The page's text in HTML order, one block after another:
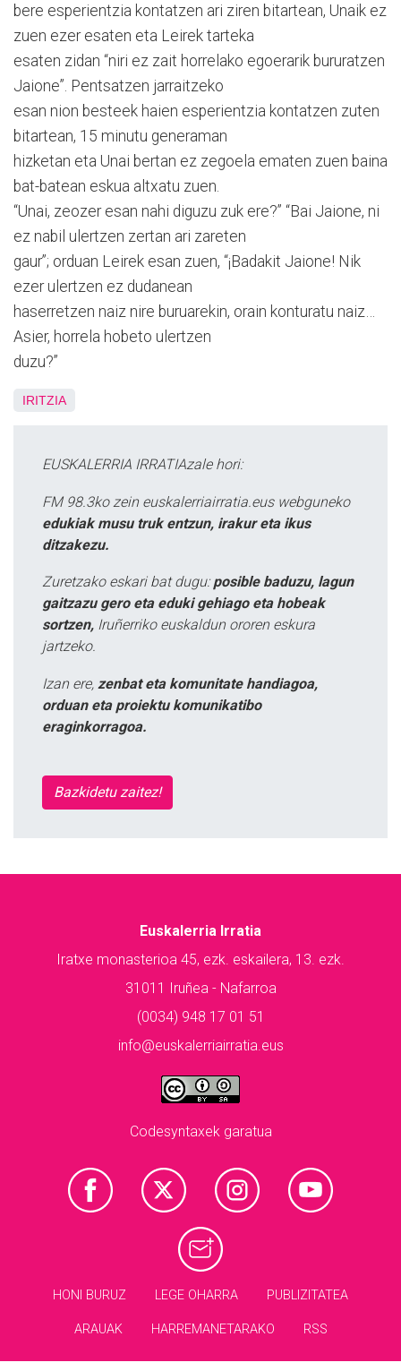
bere esperientzia kontatzen ari ziren bitartean, Unaik ez
zuen ezer esaten eta Leirek tarteka
esaten zidan “niri ez zait horrelako egoerarik bururatzen
Jaione”. Pentsatzen jarraitzeko
esan nion besteek haien esperientzia kontatzen zuten
bitartean, 15 minutu generaman
hizketan eta Unai bertan ez zegoela ematen zuen baina
bat-batean eskua altxatu zuen.
“Unai, zeozer esan nahi diguzu zuk ere?” “Bai Jaione, ni
ez nabil ulertzen zertan ari zareten
gaur”; orduan Leirek esan zuen, “¡Badakit Jaione! Nik
ezer ulertzen ez dudanean
haserretzen naiz nire buruarekin, orain konturatu naiz…
Asier, horrela hobeto ulertzen
duzu?”
IRITZIA
EUSKALERRIA IRRATIAzale hori:
FM 98.3ko zein euskalerriairratia.eus webguneko
edukiak musu truk entzun, irakur eta ikus
ditzakezu.
Zuretzako eskari bat dugu: posible baduzu, lagun
gaitzazu gero eta eduki gehiago eta hobeak
sortzen, Iruñerriko euskaldun ororen eskura
jartzeko.
Izan ere, zenbat eta komunitate handiagoa,
orduan eta proiektu komunikatibo
eraginkorragoa.
Bazkidetu zaitez!
Euskalerria Irratia
Iratxe monasterioa 45, ezk. eskailera, 13. ezk.
31011 Iruñea - Nafarroa
(0034) 948 17 01 51
info@euskalerriairratia.eus
Codesyntaxek garatua
HONI BURUZ LEGE OHARRA PUBLIZITATEA
ARAUAK HARREMANETARAKO RSS